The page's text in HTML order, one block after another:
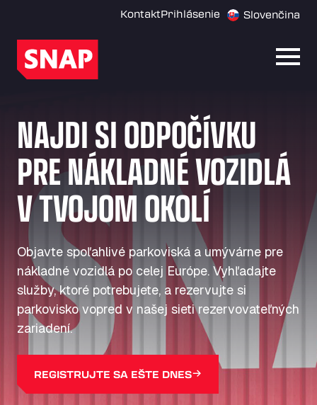
KontaktPrihlásenie Slovenčina
NAJDI SI ODPOČÍVKU
PRE NÁKLADNÉ VOZIDLÁ
V TVOJOM OKOLÍ
Objavte spoľahlivé parkoviská a umývárne pre
nákladné vozidlá po celej Európe. Vyhľadajte
služby, ktoré potrebujete, a rezervujte si
parkovisko vopred v našej sieti rezervovateľných
zariadení.
REGISTRUJTE SA EŠTE DNES